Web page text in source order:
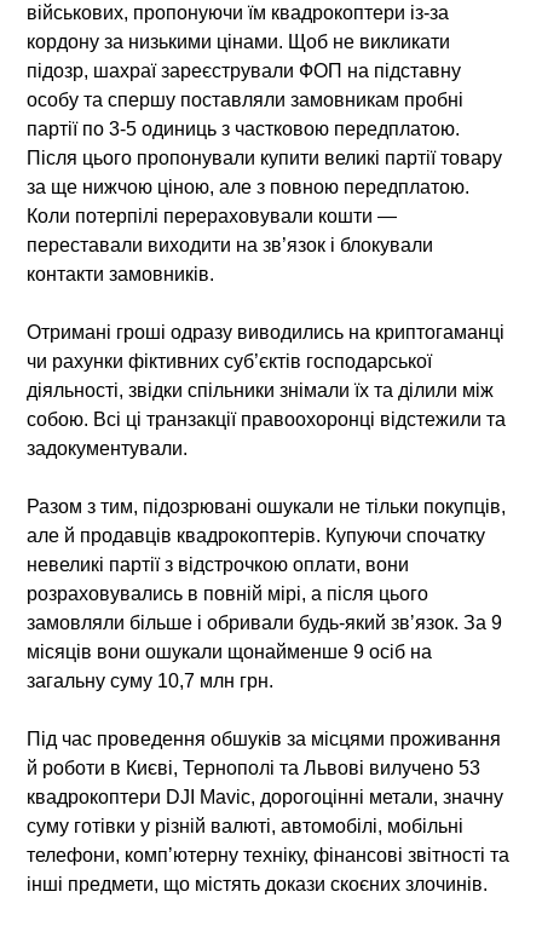
військових, пропонуючи їм квадрокоптери із-за
кордону за низькими цінами. Щоб не викликати
підозр, шахраї зареєстрували ФОП на підставну
особу та спершу поставляли замовникам пробні
партії по 3-5 одиниць з частковою передплатою.
Після цього пропонували купити великі партії товару
за ще нижчою ціною, але з повною передплатою.
Коли потерпілі перераховували кошти —
переставали виходити на зв’язок і блокували
контакти замовників.
Отримані гроші одразу виводились на криптогаманці
чи рахунки фіктивних суб’єктів господарської
діяльності, звідки спільники знімали їх та ділили між
собою. Всі ці транзакції правоохоронці відстежили та
задокументували.
Разом з тим, підозрювані ошукали не тільки покупців,
але й продавців квадрокоптерів. Купуючи спочатку
невеликі партії з відстрочкою оплати, вони
розраховувались в повній мірі, а після цього
замовляли більше і обривали будь-який звʼязок. За 9
місяців вони ошукали щонайменше 9 осіб на
загальну суму 10,7 млн грн.
Під час проведення обшуків за місцями проживання
й роботи в Києві, Тернополі та Львові вилучено 53
квадрокоптери DJI Mavic, дорогоцінні метали, значну
суму готівки у різній валюті, автомобілі, мобільні
телефони, компʼютерну техніку, фінансові звітності та
інші предмети, що містять докази скоєних злочинів.